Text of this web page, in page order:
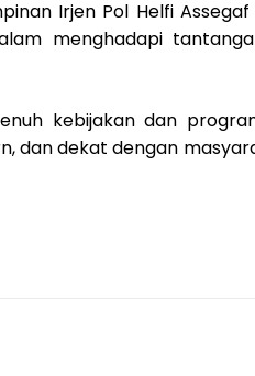
Irjen Pol Helfi Assegaf
menghadapi
kebijakan dan
dan dekat dengan